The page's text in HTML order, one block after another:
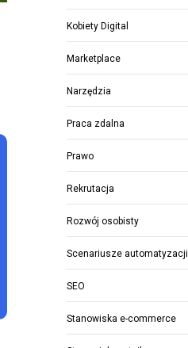
Kobiety Digital
Marketplace
Narzędzia
Praca zdalna
Prawo
Rekrutacja
Rozwój osobisty
Scenariusze automatyzacji
SEO
Stanowiska e-commerce